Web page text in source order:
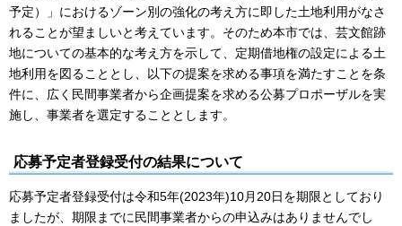
予定）」におけるゾーン別の強化の考え方に即した土地利用がなさ
れることが望ましいと考えています。そのため本市では、芸文館跡
地についての基本的な考え方を示して、定期借地権の設定による土
地利用を図ることとし、以下の提案を求める事項を満たすことを条
件に、広く民間事業者から企画提案を求める公募プロポーザルを実
施し、事業者を選定することとします。
応募予定者登録受付の結果について
応募予定者登録受付は令和5年(2023年)10月20日を期限としており
ましたが、期限までに民間事業者からの申込みはありませんでし